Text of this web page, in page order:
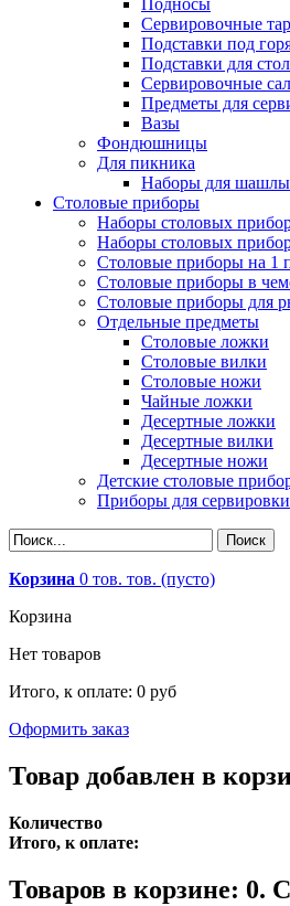
Подносы
Сервировочные
Подставки под
Подставки для
Сервировочные
Предметы для
Вазы
Фондюшницы
Для пикника
Наборы для
Столовые приборы
Наборы столовых
Наборы столовых
Столовые приборы на 1
Столовые приборы в
Столовые приборы для
Отдельные предметы
Столовые ложки
Столовые вилки
Столовые ножи
Чайные ложки
Десертные ложки
Десертные вилки
Десертные ножи
Детские столовые
Приборы для сервировки
Корзина 0 тов. тов. (пусто)
Корзина
Нет товаров
Итого, к оплате: 0 руб
Оформить заказ
Товар добавлен в
Количество
Итого, к оплате:
Товаров в корзине: 0.